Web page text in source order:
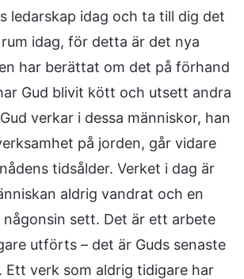
ledarskap idag och ta till dig det
idag, för detta är det nya
har berättat om det på förhand
Gud blivit kött och utsett andra
verkar i dessa människor, han
på jorden, går vidare
tidsålder. Verket i dag är
aldrig vandrat och en
någonsin sett. Det är ett arbete
utförts – det är Guds senaste
Ett verk som aldrig tidigare har